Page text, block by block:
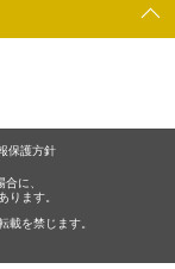
保護方針
に、
ります。
載を禁じます。